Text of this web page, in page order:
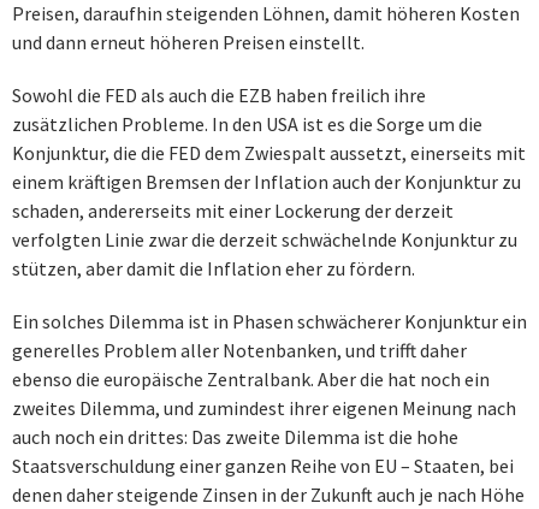
Preisen, daraufhin steigenden Löhnen, damit höheren Kosten
und dann erneut höheren Preisen einstellt.
Sowohl die FED als auch die EZB haben freilich ihre
zusätzlichen Probleme. In den USA ist es die Sorge um die
Konjunktur, die die FED dem Zwiespalt aussetzt, einerseits mit
einem kräftigen Bremsen der Inflation auch der Konjunktur zu
schaden, andererseits mit einer Lockerung der derzeit
verfolgten Linie zwar die derzeit schwächelnde Konjunktur zu
stützen, aber damit die Inflation eher zu fördern.
Ein solches Dilemma ist in Phasen schwächerer Konjunktur ein
generelles Problem aller Notenbanken, und trifft daher
ebenso die europäische Zentralbank. Aber die hat noch ein
zweites Dilemma, und zumindest ihrer eigenen Meinung nach
auch noch ein drittes: Das zweite Dilemma ist die hohe
Staatsverschuldung einer ganzen Reihe von EU – Staaten, bei
denen daher steigende Zinsen in der Zukunft auch je nach Höhe